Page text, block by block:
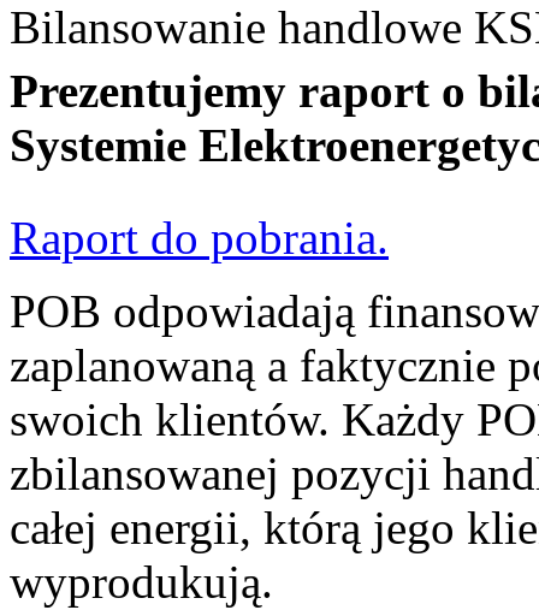
Bilansowanie handlowe
Prezentujemy raport o
Systemie
Raport do pobrania.
POB odpowiadają
zaplanowaną a faktycznie
swoich klientów. Każdy
zbilansowanej pozycji
całej energii, którą jego
wyprodukują.